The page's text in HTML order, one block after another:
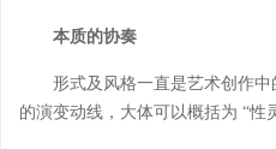
本质的协奏
形式及风格一直是艺术创作
的演变动线，大体可以概括为 “性